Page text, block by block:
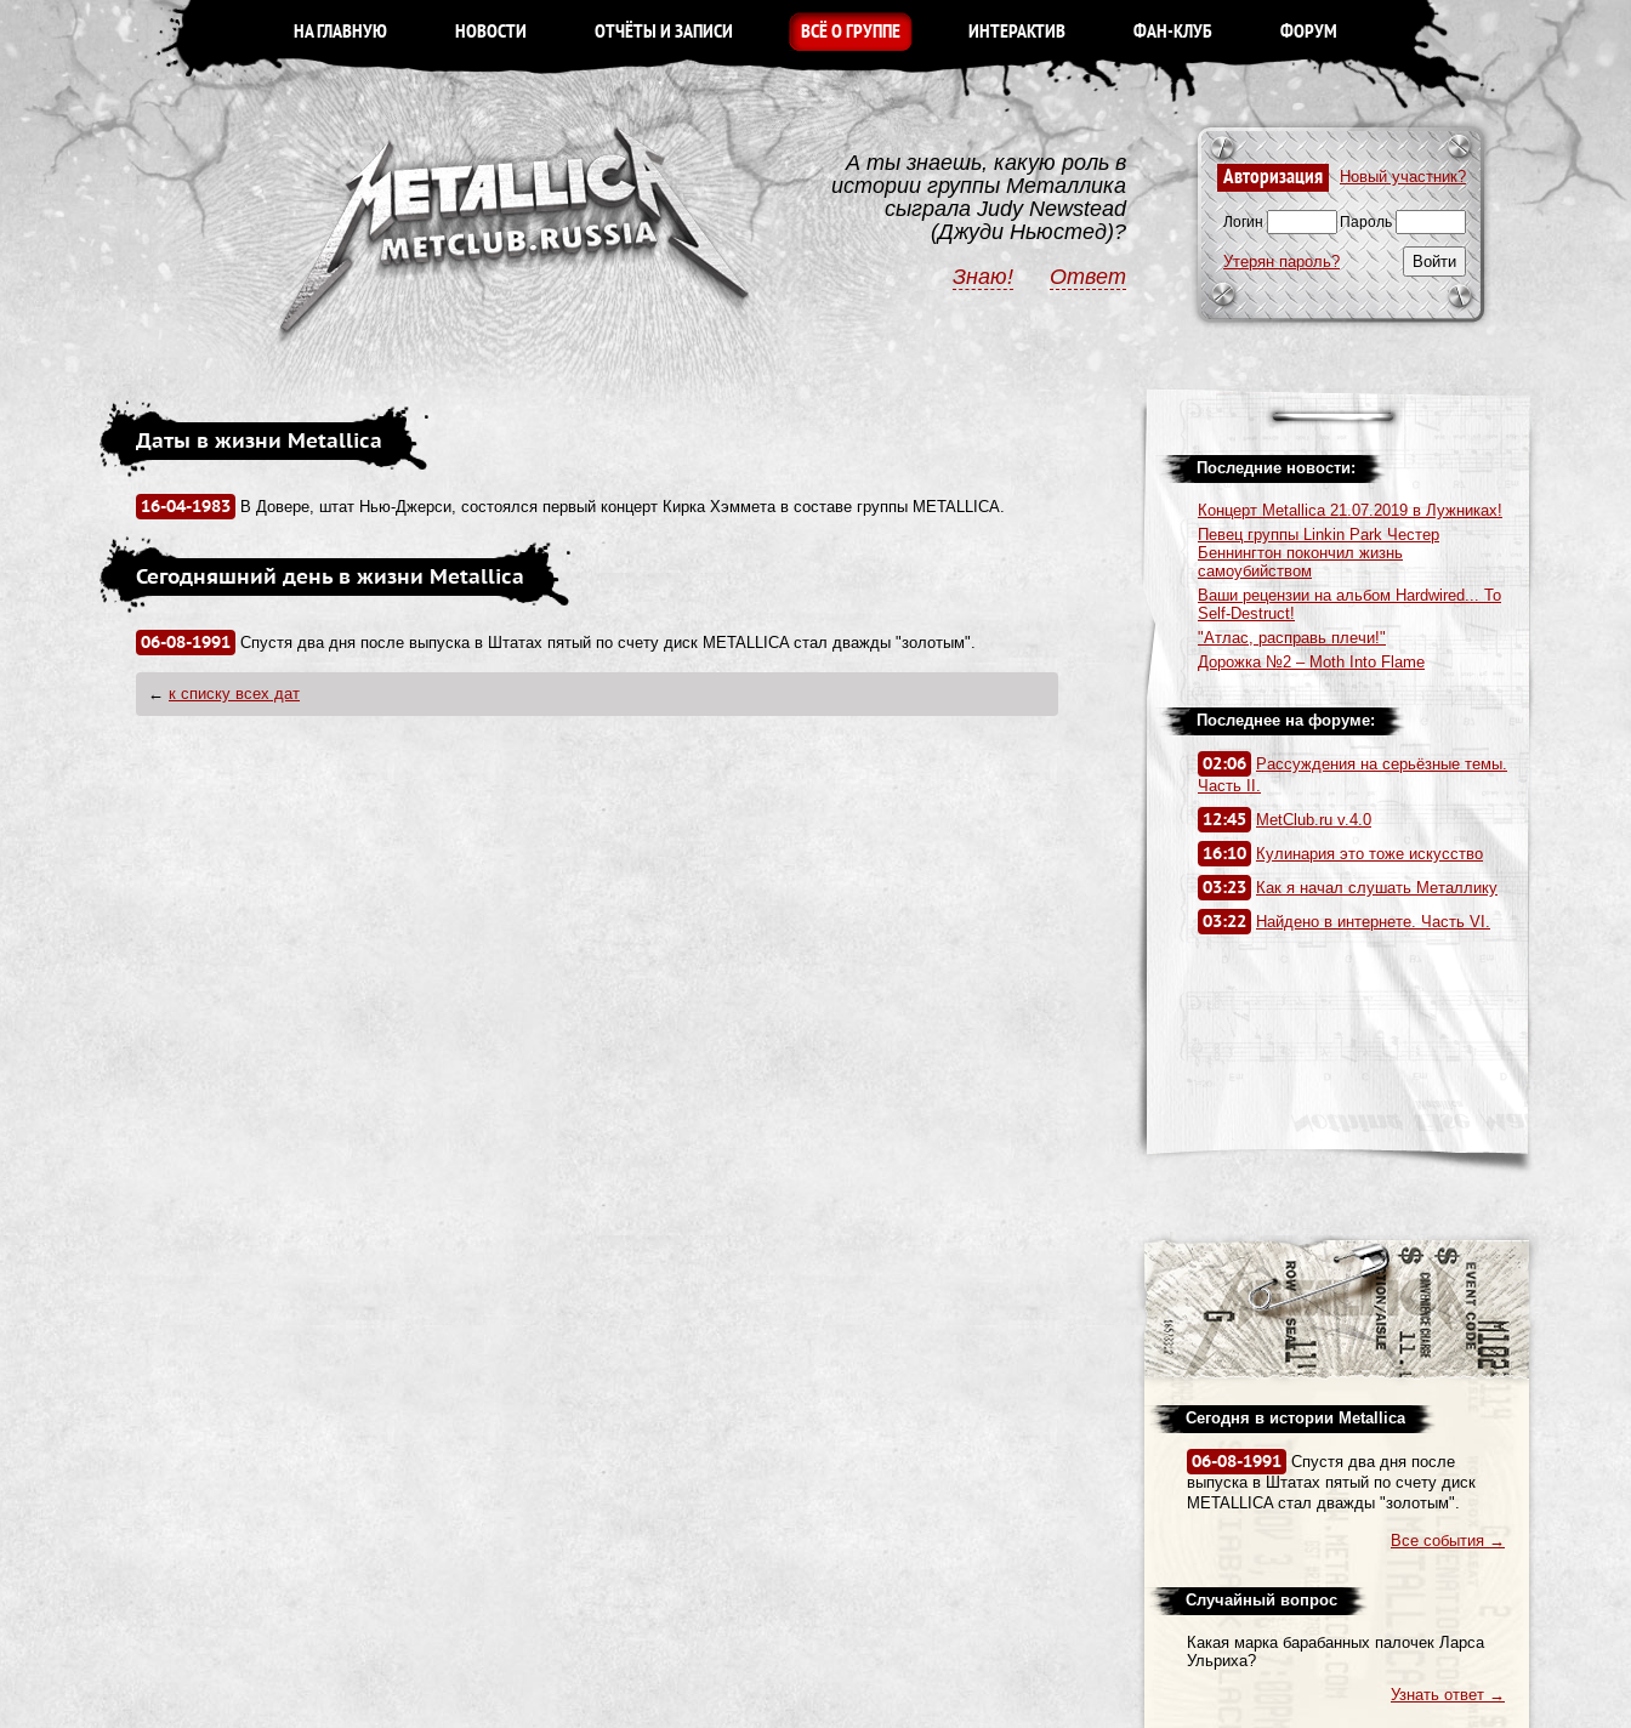
НА ГЛАВНУЮ НОВОСТИ ОТЧЁТЫ И ЗАПИСИ ВСЁ О ГРУППЕ ИНТЕРАКТИВ ФАН-КЛУБ ФОРУМ
Авторизация Новый участник?
Логин Пароль
Утерян пароль?
А ты знаешь, какую роль в
истории группы Металлика
сыграла Judy Newstead
(Джуди Ньюстед)?
Знаю!
Ответ
Даты в жизни Metallica
16-04-1983 В Довере, штат Нью-Джерси, состоялся первый концерт Кирка Хэммета в составе группы METALLICA.
Сегодняшний день в жизни Metallica
06-08-1991 Спустя два дня после выпуска в Штатах пятый по счету диск METALLICA стал дважды "золотым".
← к списку всех дат
Последние новости:
Концерт Metallica 21.07.2019 в Лужниках!
Певец группы Linkin Park Честер
Беннингтон покончил жизнь
самоубийством
Ваши рецензии на альбом Hardwired... To
Self-Destruct!
"Атлас, расправь плечи!"
Дорожка №2 – Moth Into Flame
Последнее на форуме:
02:06
Рассуждения на серьёзные темы.
Часть II.
12:45 MetClub.ru v.4.0
16:10 Кулинария это тоже искусство
03:23 Как я начал слушать Металлику
03:22 Найдено в интернете. Часть VI.
Сегодня в истории Metallica
06-08-1991 Спустя два дня после
выпуска в Штатах пятый по счету диск
METALLICA стал дважды "золотым".
Все события →
Случайный вопрос
Какая марка барабанных палочек Ларса
Ульриха?
Узнать ответ →